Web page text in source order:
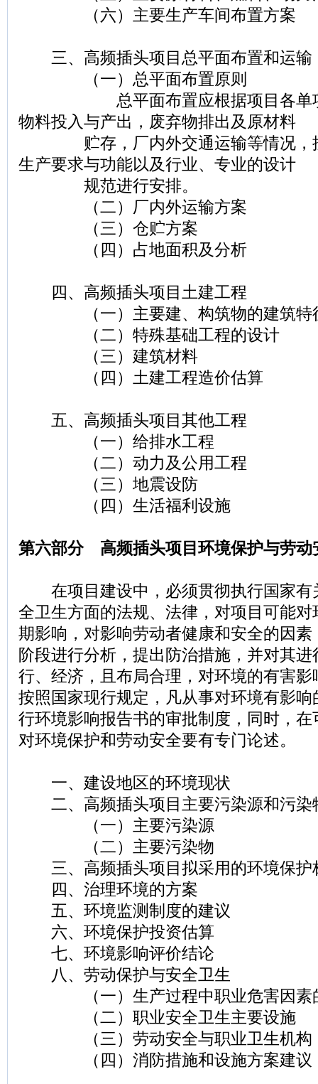
（六）主要生产车间布置方案
三、高频插头项目总平面布置和运输
（一）总平面布置原则
总平面布置应根据项目各单项
物料投入与产出，废弃物排出及原材料
贮存，厂内外交通运输等情况，按
生产要求与功能以及行业、专业的设计
规范进行安排。
（二）厂内外运输方案
（三）仓贮方案
（四）占地面积及分析
四、高频插头项目土建工程
（一）主要建、构筑物的建筑特
（二）特殊基础工程的设计
（三）建筑材料
（四）土建工程造价估算
五、高频插头项目其他工程
（一）给排水工程
（二）动力及公用工程
（三）地震设防
（四）生活福利设施
第六部分 高频插头项目环境保护与劳动
在项目建设中，必须贯彻执行国家有
全卫生方面的法规、法律，对项目可能
期影响，对影响劳动者健康和安全的因
阶段进行分析，提出防治措施，并对其
行、经济，且布局合理，对环境的有害
按照国家现行规定，凡从事对环境有影
行环境影响报告书的审批制度，同时，
对环境保护和劳动安全要有专门论述。
一、建设地区的环境现状
二、高频插头项目主要污染源和污染
（一）主要污染源
（二）主要污染物
三、高频插头项目拟采用的环境保护
四、治理环境的方案
五、环境监测制度的建议
六、环境保护投资估算
七、环境影响评价结论
八、劳动保护与安全卫生
（一）生产过程中职业危害因素
（二）职业安全卫生主要设施
（三）劳动安全与职业卫生机构
（四）消防措施和设施方案建议